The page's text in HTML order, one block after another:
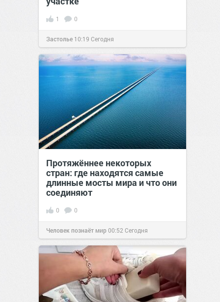
1 0
Застолье 10:19 Сегодня
Протяжённее некоторых
стран: где находятся самые
длинные мосты мира и что они
соединяют
0 0
Человек познаёт мир00:52 Сегодня